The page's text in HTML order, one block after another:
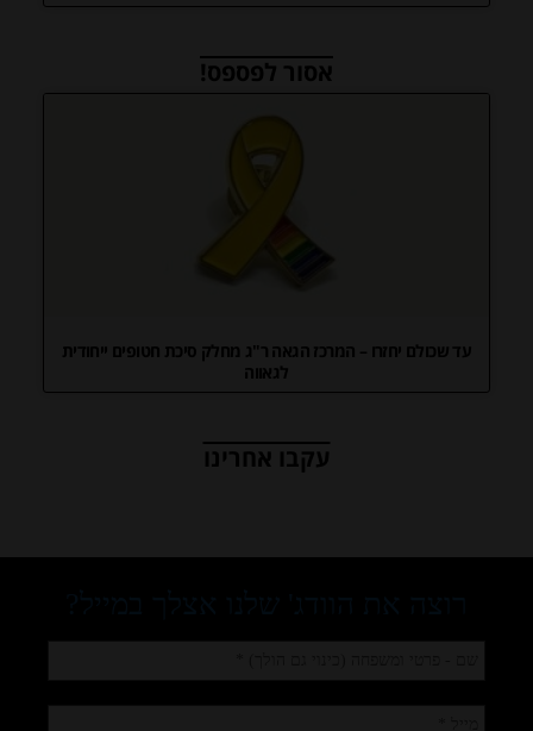
אסור לפספס!
עד שכולם יחזרו – המרכז הגאה ר"ג מחלק סיכת חטופים ייחודית
לגאווה
עקבו אחרינו